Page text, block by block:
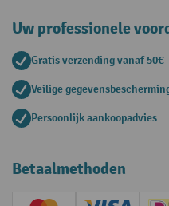
Uw professionele
Gratis verzending vanaf 50€
Veilige
Persoonlijk aankoopadvies
Betaalmethoden